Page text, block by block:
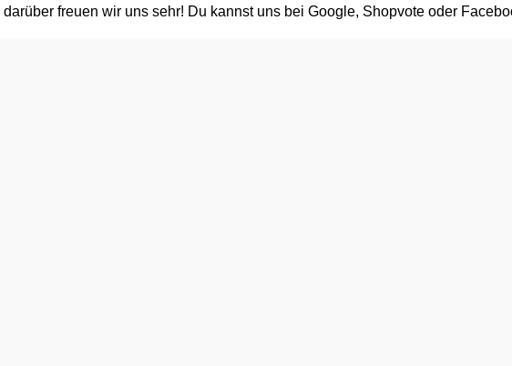
freuen wir uns sehr! Du kannst uns bei Google, Shopvote oder